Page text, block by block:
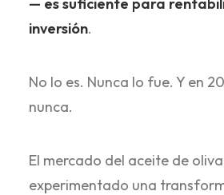
inversión.
No lo es. Nunca lo fue. Y en
nunca.
El mercado del aceite de
experimentado una